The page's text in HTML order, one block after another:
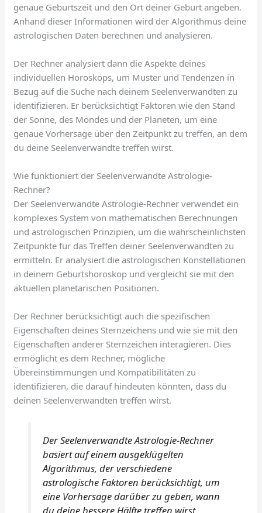
genaue Geburtszeit und den Ort deiner Geburt angeben.
Anhand dieser Informationen wird der Algorithmus deine
astrologischen Daten berechnen und analysieren.
Der Rechner analysiert dann die Aspekte deines
individuellen Horoskops, um Muster und Tendenzen in
Bezug auf die Suche nach deinem Seelenverwandten zu
identifizieren. Er berücksichtigt Faktoren wie den Stand
der Sonne, des Mondes und der Planeten, um eine
genaue Vorhersage über den Zeitpunkt zu treffen, an dem
du deine Seelenverwandte treffen wirst.
Wie funktioniert der Seelenverwandte Astrologie-
Rechner?
Der Seelenverwandte Astrologie-Rechner verwendet ein
komplexes System von mathematischen Berechnungen
und astrologischen Prinzipien, um die wahrscheinlichsten
Zeitpunkte für das Treffen deiner Seelenverwandten zu
ermitteln. Er analysiert die astrologischen Konstellationen
in deinem Geburtshoroskop und vergleicht sie mit den
aktuellen planetarischen Positionen.
Der Rechner berücksichtigt auch die spezifischen
Eigenschaften deines Sternzeichens und wie sie mit den
Eigenschaften anderer Sternzeichen interagieren. Dies
ermöglicht es dem Rechner, mögliche
Übereinstimmungen und Kompatibilitäten zu
identifizieren, die darauf hindeuten könnten, dass du
deinen Seelenverwandten treffen wirst.
Der Seelenverwandte Astrologie-Rechner
basiert auf einem ausgeklügelten
Algorithmus, der verschiedene
astrologische Faktoren berücksichtigt, um
eine Vorhersage darüber zu geben, wann
du deine bessere Hälfte treffen wirst.